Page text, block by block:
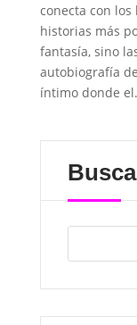
conecta con
historias más
fantasía, sino
autobiografía
íntimo donde